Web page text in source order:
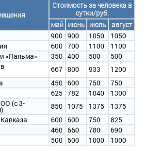
Стоимость за человека в
сутки/руб.
май июнь июль август
900 900 1050
1050
600 700 1100
1100
«Пальма»
350 400 500
500
667 800 933
1200
450 600 750
750
625 782 1040
1300
(с 3- 850 1075 1375
1375
600 600 750
825
460 660 780
690
500 600 1000 1000